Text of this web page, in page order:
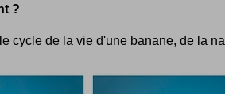
?
cycle de la vie d'une banane, de la